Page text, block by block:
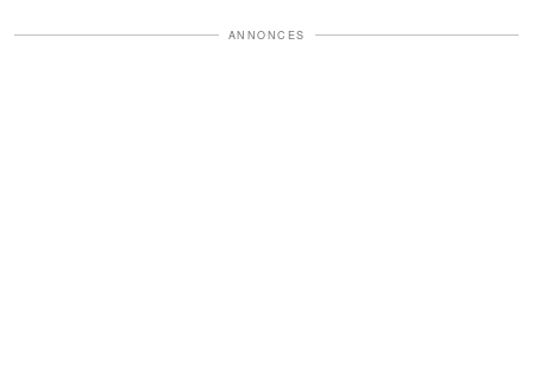
ANNONCES